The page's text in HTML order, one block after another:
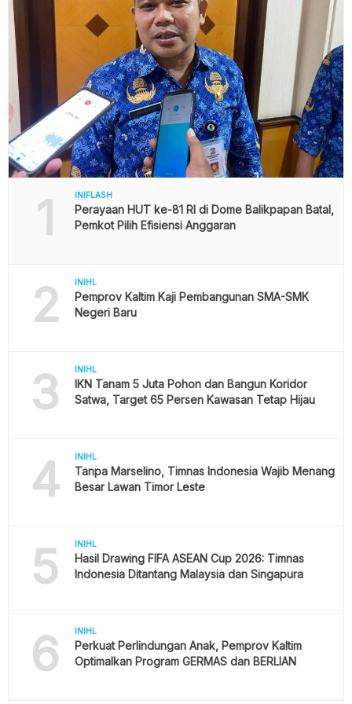
1 INIFLASH
Perayaan HUT ke-81 RI di Dome Balikpapan Batal,
Pemkot Pilih Efisiensi Anggaran
2 INIHL
Pemprov Kaltim Kaji Pembangunan SMA-SMK
Negeri Baru
3 INIHL
IKN Tanam 5 Juta Pohon dan Bangun Koridor
Satwa, Target 65 Persen Kawasan Tetap Hijau
4 INIHL
Tanpa Marselino, Timnas Indonesia Wajib Menang
Besar Lawan Timor Leste
5 INIHL
Hasil Drawing FIFA ASEAN Cup 2026: Timnas
Indonesia Ditantang Malaysia dan Singapura
6 INIHL
Perkuat Perlindungan Anak, Pemprov Kaltim
Optimalkan Program GERMAS dan BERLIAN